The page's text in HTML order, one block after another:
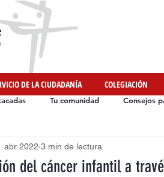
DE LA CIUDADANÍA COLEGIACIÓN
Tu comunidad Consejos
Iniciativas de Nuestros Colegiados
del cáncer infantil a
abr 2022 3 min de lectura